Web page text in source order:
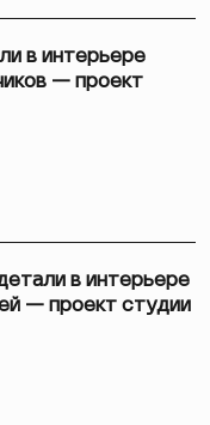
в интерьере
— проект
в интерьере
— проект студии